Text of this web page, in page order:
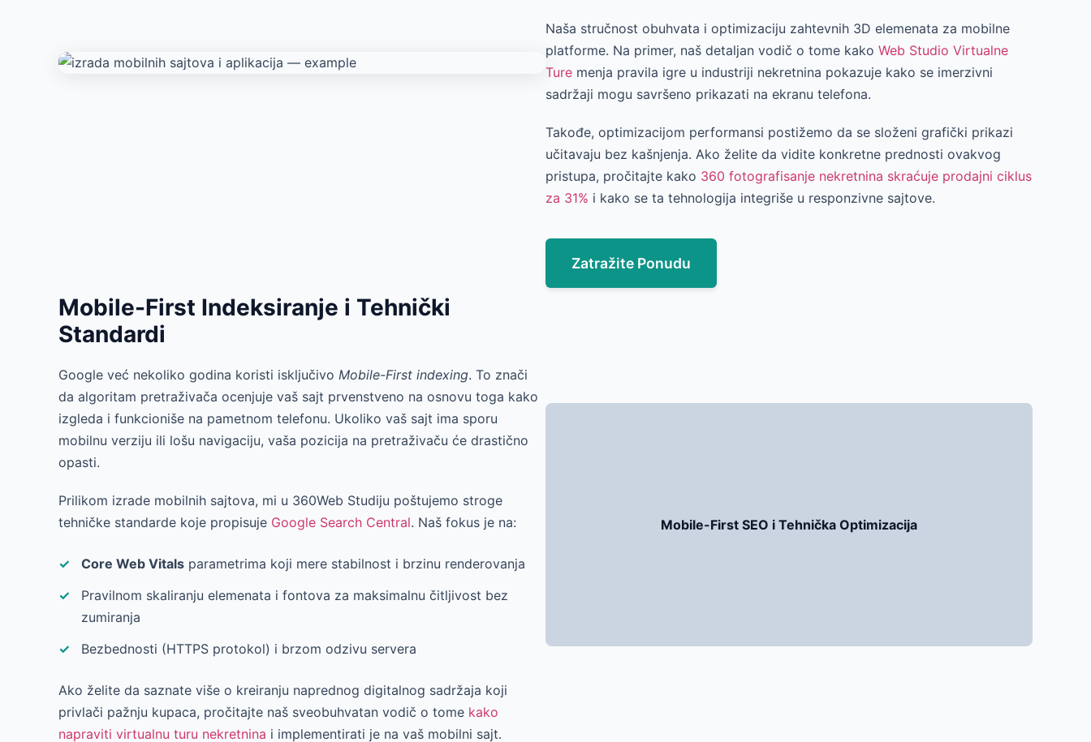
Naša stručnost obuhvata i optimizaciju zahtevnih 3D elemenata za mobilne
platforme. Na primer, naš detaljan vodič o tome kako Web Studio Virtualne
Ture menja pravila igre u industriji nekretnina pokazuje kako se imerzivni
sadržaji mogu savršeno prikazati na ekranu telefona.
Takođe, optimizacijom performansi postižemo da se složeni grafički prikazi
učitavaju bez kašnjenja. Ako želite da vidite konkretne prednosti ovakvog
pristupa, pročitajte kako 360 fotografisanje nekretnina skraćuje prodajni ciklus
za 31% i kako se ta tehnologija integriše u responzivne sajtove.
Zatražite Ponudu
Mobile-First Indeksiranje i Tehnički
Standardi
Google već nekoliko godina koristi isključivo Mobile-First indexing. To znači
da algoritam pretraživača ocenjuje vaš sajt prvenstveno na osnovu toga kako
izgleda i funkcioniše na pametnom telefonu. Ukoliko vaš sajt ima sporu
mobilnu verziju ili lošu navigaciju, vaša pozicija na pretraživaču će drastično
opasti.
Prilikom izrade mobilnih sajtova, mi u 360Web Studiju poštujemo stroge
tehničke standarde koje propisuje Google Search Central. Naš fokus je na:
Core Web Vitals parametrima koji mere stabilnost i brzinu renderovanja
Pravilnom skaliranju elemenata i fontova za maksimalnu čitljivost bez
zumiranja
Bezbednosti (HTTPS protokol) i brzom odzivu servera
Ako želite da saznate više o kreiranju naprednog digitalnog sadržaja koji
privlači pažnju kupaca, pročitajte naš sveobuhvatan vodič o tome kako
napraviti virtualnu turu nekretnina i implementirati je na vaš mobilni sajt.
Mobile-First SEO i Tehnička Optimizacija